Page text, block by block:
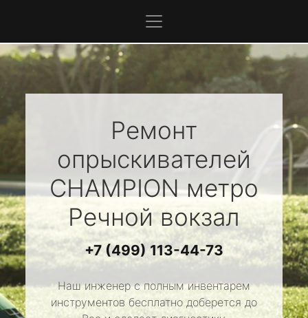
Ремонт
опрыскивателей
CHAMPIONметро
Речной вокзал
+7 (499) 113-44-73
Наш инженер с полным инвентарем
инструментов бесплатно доберется до